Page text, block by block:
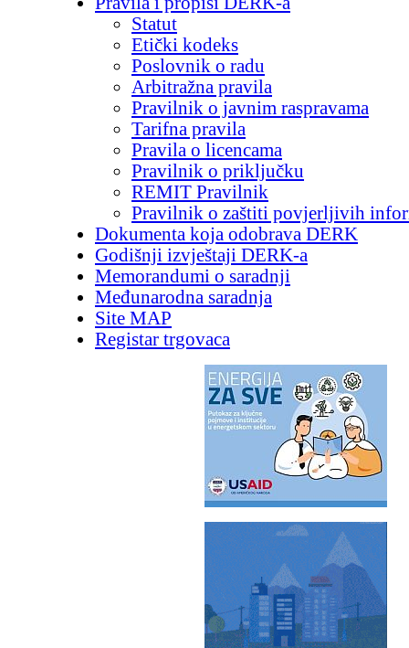
Statut
Etički kodeks
Poslovnik o radu
Arbitražna pravila
Pravilnik o javnim raspravama
Tarifna pravila
Pravila o licencama
Pravilnik o priključku
REMIT Pravilnik
Pravilnik o zaštiti povjerljivih
Dokumenta koja odobrava DERK
Godišnji izvještaji DERK-a
Memorandumi o saradnji
Međunarodna saradnja
Site MAP
Registar trgovaca